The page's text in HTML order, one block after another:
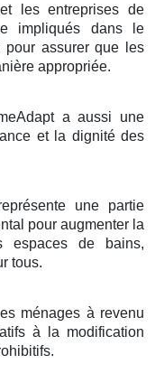
les entreprises de
impliqués dans le
pour assurer que les
appropriée.
a aussi une
et la dignité des
une partie
pour augmenter la
espaces de bains,
tous.
ménages à revenu
à la modification